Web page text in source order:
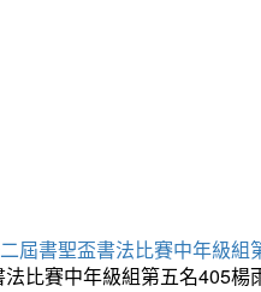
屆書聖盃書法比賽中年級組
比賽中年級組第五名405